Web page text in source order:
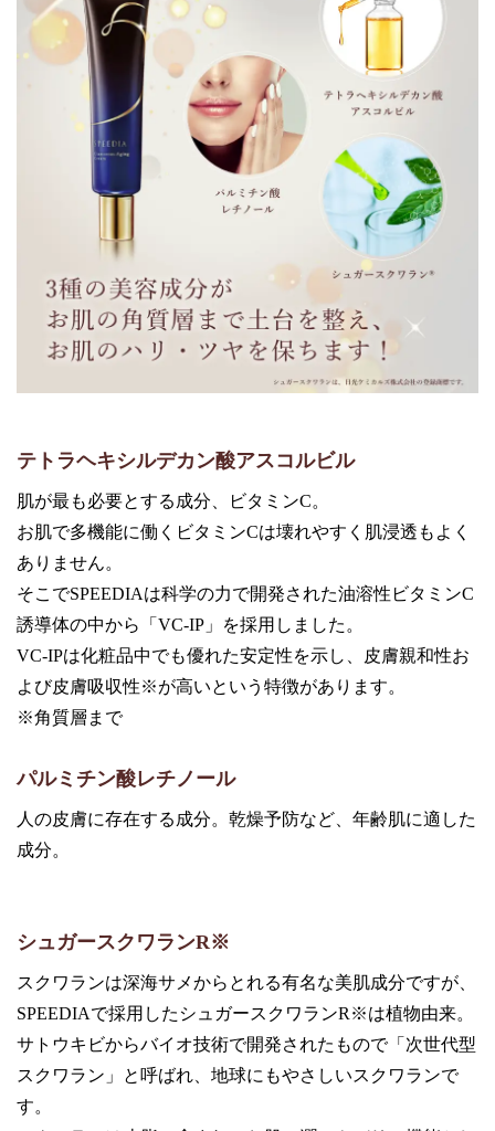
テトラヘキシルデカン酸アスコルビル
肌が最も必要とする成分、ビタミンC。
お肌で多機能に働くビタミンCは壊れやすく肌浸透もよく
ありません。
そこでSPEEDIAは科学の力で開発された油溶性ビタミンC
誘導体の中から「VC-IP」を採用しました。
VC-IPは化粧品中でも優れた安定性を示し、皮膚親和性お
よび皮膚吸収性※が高いという特徴があります。
※角質層まで
パルミチン酸レチノール
人の皮膚に存在する成分。乾燥予防など、年齢肌に適した
成分。
シュガースクワランR※
スクワランは深海サメからとれる有名な美肌成分ですが、
SPEEDIAで採用したシュガースクワランR※は植物由来。
サトウキビからバイオ技術で開発されたもので「次世代型
スクワラン」と呼ばれ、地球にもやさしいスクワランで
す。